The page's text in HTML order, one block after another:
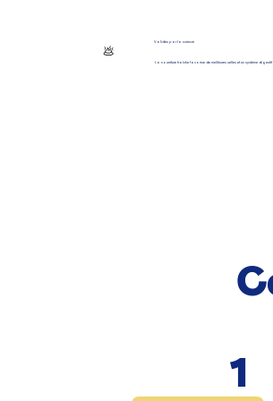
💩
Validés par la science
La nourriture fraîche favorise de meilleures selles et un système
1